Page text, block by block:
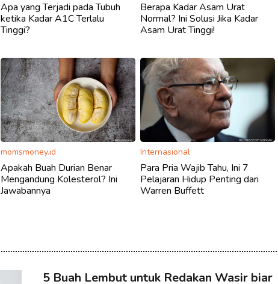
Apa yang Terjadi pada Tubuh
ketika Kadar A1C Terlalu
Tinggi?
Berapa Kadar Asam Urat
Normal? Ini Solusi Jika Kadar
Asam Urat Tinggi!
momsmoney.id
Apakah Buah Durian Benar
Mengandung Kolesterol? Ini
Jawabannya
Internasional
Para Pria Wajib Tahu, Ini 7
Pelajaran Hidup Penting dari
Warren Buffett
5 Buah Lembut untuk Redakan Wasir biar